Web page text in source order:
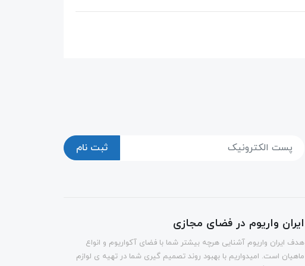
ثبت نام
ایران واریوم در فضای مجازی
هدف ایران واریوم آشنایی هرچه بیشتر شما با فضای آکواریوم و انواع
ماهیان است. امیدواریم با بهبود روند تصمیم گیری شما در تهیه ی لوازم